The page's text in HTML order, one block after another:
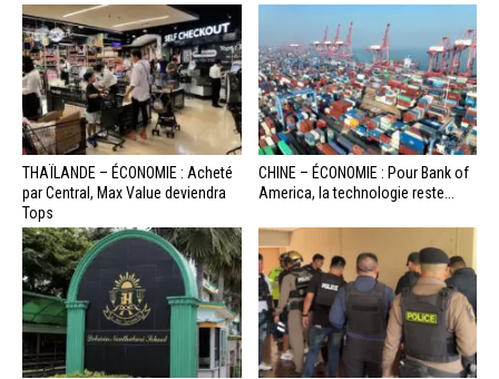
THAÏLANDE – ÉCONOMIE : Acheté
par Central, Max Value deviendra
Tops
CHINE – ÉCONOMIE : Pour Bank of
America, la technologie reste...